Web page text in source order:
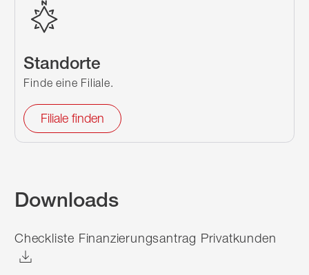
Standorte
Finde eine Filiale.
Filiale finden
Downloads
Checkliste Finanzierungsantrag Privatkunden